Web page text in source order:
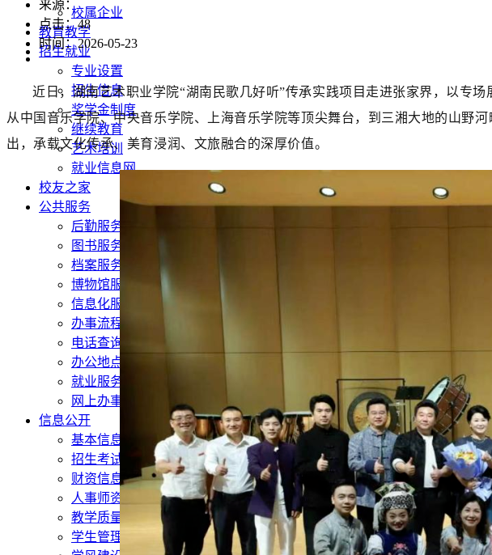
校属企业
教育教学
招生就业
专业设置
招生信息
奖学金制度
继续教育
艺术培训
就业信息网
校友之家
公共服务
后勤服务
图书服务
档案服务
博物馆服务
信息化服务
办事流程
电话查询
办公地点列表
就业服务
网上办事
信息公开
基本信息
招生考试
财资信息
人事师资
教学质量
学生管理
来源：
点击： 48
时间：2026-05-23
近日，湖南艺术职业学院“湖南民歌几好听”传承实践项目走进张家界，以专
从中国音乐学院、中央音乐学院、上海音乐学院等顶尖舞台，到三湘大地的山野
出，承载文化传承、美育浸润、文旅融合的深厚价值。